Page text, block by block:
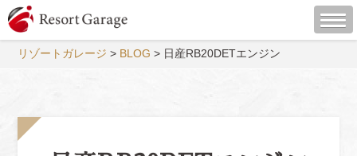
リゾートガレージ > BLOG > 日産RB20DETエンジン